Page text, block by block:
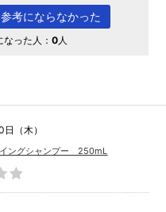
参考にならなかった
った人： 0 人
（木）
ングシャンプー 250mL